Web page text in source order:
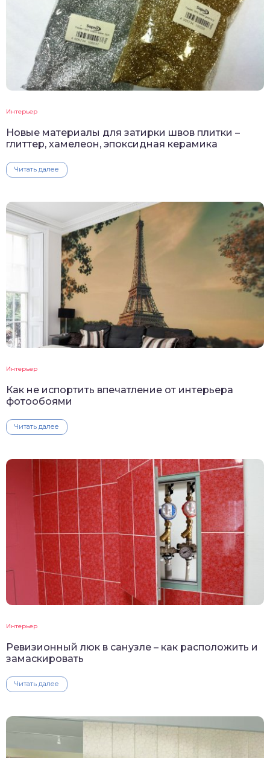
Интерьер
Новые материалы для затирки швов плитки –
глиттер, хамелеон, эпоксидная керамика
Читать далее
Интерьер
Как не испортить впечатление от интерьера
фотообоями
Читать далее
Интерьер
Ревизионный люк в санузле – как расположить и
замаскировать
Читать далее